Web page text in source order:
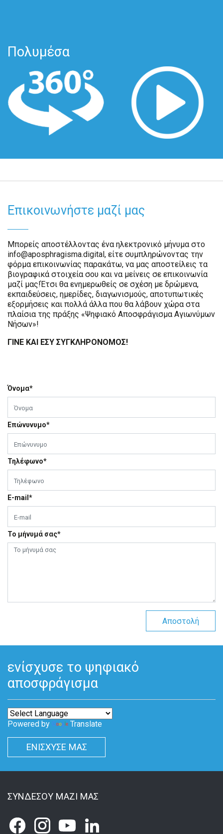
Πολυμέσα
Επικοινωνήστε μαζί μας
Μπορείς αποστέλλοντας ένα ηλεκτρονικό μήνυμα στο
info@aposphragisma.digital, είτε συμπληρώνοντας την
φόρμα επικοινωνίας παρακάτω, να μας αποστείλεις τα
βιογραφικά στοιχεία σου και να μείνεις σε επικοινωνία
μαζί μας!Έτσι θα ενημερωθείς σε σχέση με δρώμενα,
εκπαιδεύσεις, ημερίδες, διαγωνισμούς, αποτυπωτικές
εξορμήσεις και πολλά άλλα που θα λάβουν χώρα στα
πλαίσια της πράξης «Ψηφιακό Αποσφράγισμα Αγιωνύμων
Νήσων»!
ΓΙΝΕ ΚΑΙ ΕΣΥ ΣΥΓΚΛΗΡΟΝΟΜΟΣ!
Όνομα*
Επώνυνυμο*
Τηλέφωνο*
E-mail*
Το μήνυμά σας*
Αποστολή
ενίσχυσε το ψηφιακό
αποσφράγισμα
Powered by Translate
ΕΝΙΣΧΥΣΕ ΜΑΣ
ΣΥΝΔΕΣΟΥ ΜΑΖΙ ΜΑΣ